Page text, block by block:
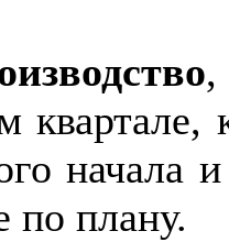
,
квартале,
начала
по плану.